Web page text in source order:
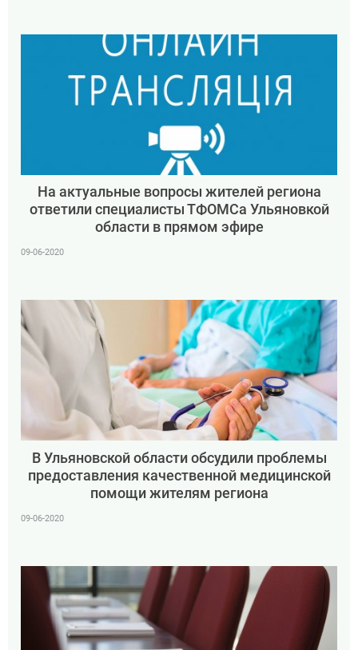
На актуальные вопросы жителей региона
ответили специалисты ТФОМСа Ульяновкой
области в прямом эфире
09-06-2020
В Ульяновской области обсудили проблемы
предоставления качественной медицинской
помощи жителям региона
09-06-2020